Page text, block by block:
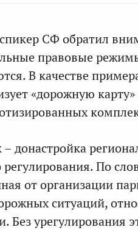
СФ обратил
правовые
В качестве
«дорожную
донастройка
По
от организации
ситуаций,
Без урегулирования